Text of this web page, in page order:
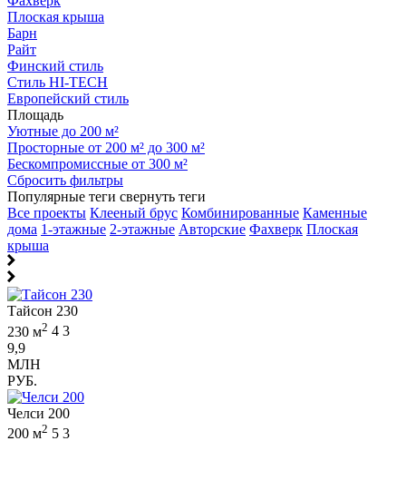
Плоская крыша
Барн
Райт
Финский стиль
Стиль HI-TECH
Европейский стиль
Площадь
Уютные до 200 м²
Просторные от 200 м² до 300 м²
Бескомпромиссные от 300 м²
Сбросить фильтры
Популярные теги свернуть теги
Все проекты Клееный брус Комбинированные Каменные
дома 1-этажные 2-этажные Авторские Фахверк Плоская
крыша
Тайсон 230
230 м2 4 3
9,9
МЛН
РУБ.
Челси 200
200 м2 5 3